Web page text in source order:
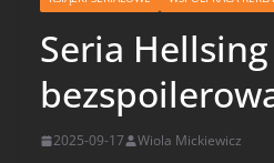
Seria
2025-09-17 Wiola Mickiewicz